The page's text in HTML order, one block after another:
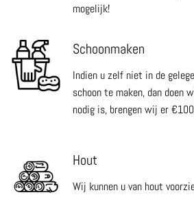
mogelijk!
Schoonmaken
Indien u zelf niet in de
schoon te maken, dan doen
nodig is, brengen wij er
Hout
Wij kunnen u van hout